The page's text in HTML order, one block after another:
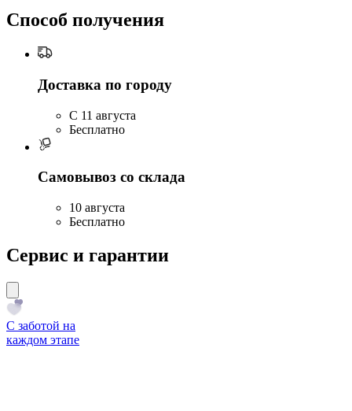
Способ получения
Доставка по городу
C 11 августа
Бесплатно
Самовывоз со склада
10 августа
Бесплатно
Сервис и гарантии
С заботой на
каждом этапе